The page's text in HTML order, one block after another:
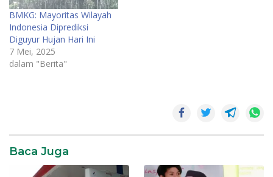
BMKG: Mayoritas Wilayah
Indonesia Diprediksi
Diguyur Hujan Hari Ini
7 Mei, 2025
dalam "Berita"
Baca Juga